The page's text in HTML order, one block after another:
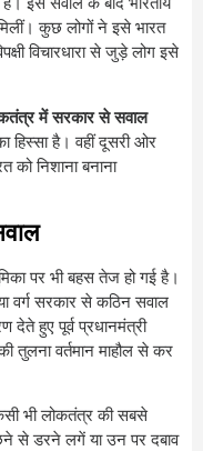
कुछ लोगों ने इसे भारत
विचारधारा से जुड़े लोग इसे
में सरकार से सवाल
हिस्सा है। वहीं दूसरी ओर
को निशाना बनाना
पर भी बहस तेज हो गई है।
वर्ग सरकार से कठिन सवाल
देते हुए पूर्व प्रधानमंत्री
तुलना वर्तमान माहौल से कर
भी लोकतंत्र की सबसे
से डरने लगें या उन पर दबाव